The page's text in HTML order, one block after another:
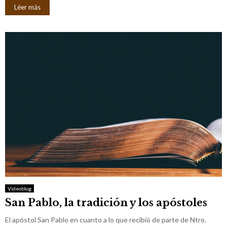
Léer más
Videoblog
San Pablo, la tradición y los apóstoles
El apóstol San Pablo en cuanto a lo que recibió de parte de Ntro.